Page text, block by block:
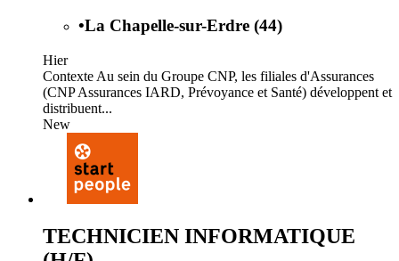
•La Chapelle-sur-Erdre (44)
Hier
Contexte Au sein du Groupe CNP, les filiales d'Assurances
(CNP Assurances IARD, Prévoyance et Santé) développent et
distribuent...
New
TECHNICIEN INFORMATIQUE